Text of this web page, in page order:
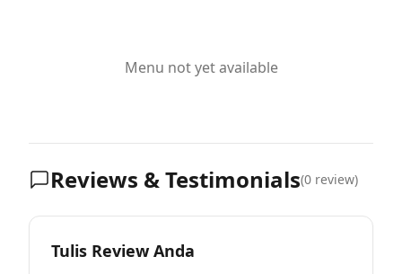
Menu not yet available
Reviews & Testimonials(0 review)
Tulis Review Anda